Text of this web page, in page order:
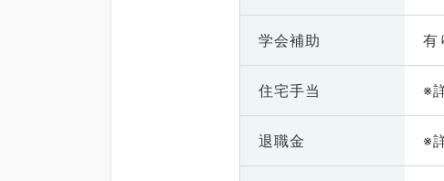
学会補助 有
住宅手当 ※
退職金 ※